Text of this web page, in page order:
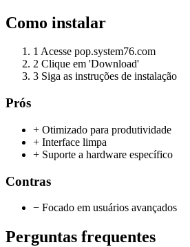
Como instalar
1 Acesse pop.system76.com
2 Clique em 'Download'
3 Siga as instruções de instalação
Prós
+ Otimizado para produtividade
+ Interface limpa
+ Suporte a hardware específico
Contras
− Focado em usuários avançados
Perguntas frequentes